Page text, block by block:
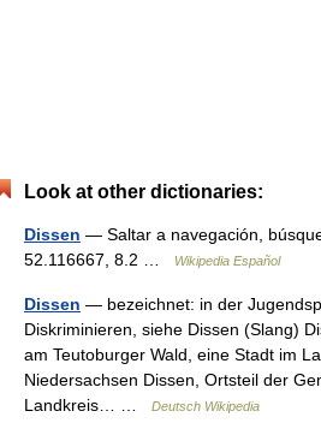
Look at other dictionaries:
Dissen — Saltar a navegación,
52.116667, 8.2 …
Wikipedia Español
Dissen — bezeichnet: in der
Diskriminieren, siehe Dissen (Slang)
am Teutoburger Wald, eine Stadt im
Niedersachsen Dissen, Ortsteil der
Landkreis… …
Deutsch Wikipedia